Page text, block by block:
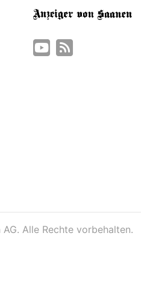
Alle Rechte vorbehalten.